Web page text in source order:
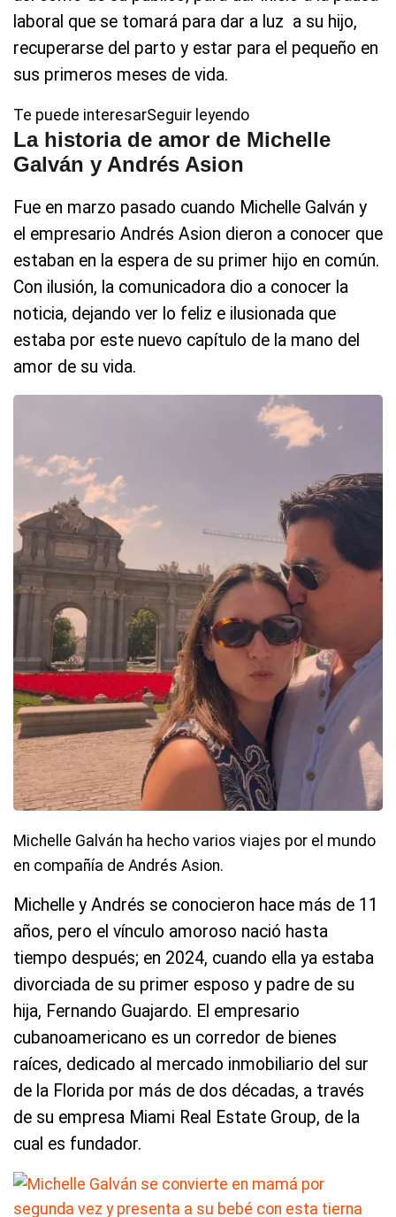
laboral que se tomará para dar a luz a su hijo,
recuperarse del parto y estar para el pequeño en
sus primeros meses de vida.
Te puede interesarSeguir leyendo
La historia de amor de Michelle
Galván y Andrés Asion
Fue en marzo pasado cuando Michelle Galván y
el empresario Andrés Asion dieron a conocer que
estaban en la espera de su primer hijo en común.
Con ilusión, la comunicadora dio a conocer la
noticia, dejando ver lo feliz e ilusionada que
estaba por este nuevo capítulo de la mano del
amor de su vida.
Michelle Galván ha hecho varios viajes por el mundo
en compañía de Andrés Asion.
Michelle y Andrés se conocieron hace más de 11
años, pero el vínculo amoroso nació hasta
tiempo después; en 2024, cuando ella ya estaba
divorciada de su primer esposo y padre de su
hija, Fernando Guajardo. El empresario
cubanoamericano es un corredor de bienes
raíces, dedicado al mercado inmobiliario del sur
de la Florida por más de dos décadas, a través
de su empresa Miami Real Estate Group, de la
cual es fundador.